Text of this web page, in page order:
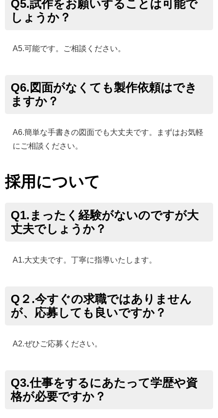
Q5.試作をお願いすることは可能で
しょうか？
A5.可能です。ご相談ください。
Q6.図面がなくても製作依頼はでき
ますか？
A6.簡単な手書きの図面でも大丈夫です。まずはお気軽
にご相談ください。
採用について
Q1.まったく経験がないのですが大
丈夫でしょうか？
A1.大丈夫です。丁寧に指導いたします。
Q２.今すぐの求職ではありません
が、応募しても良いですか？
A2.ぜひご応募ください。
Q3.仕事をするにあたって学歴や資
格が必要ですか？